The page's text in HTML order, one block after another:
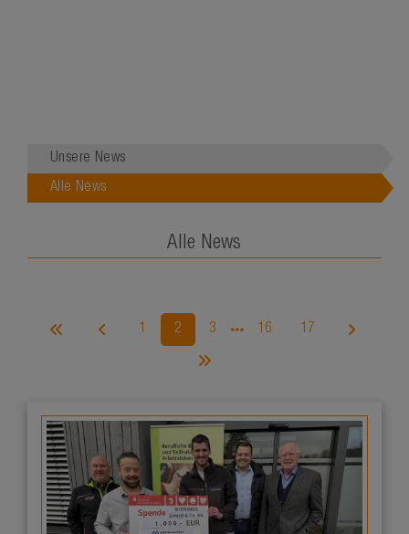
Unsere News
Alle News
Alle News
1 2 3 16 17